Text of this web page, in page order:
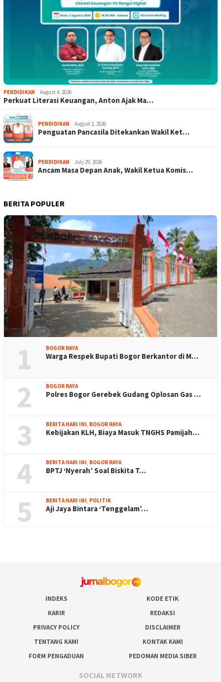
PENDIDIKAN August 4, 2026
Perkuat Literasi Keuangan, Anton Ajak Ma…
PENDIDIKAN August 2, 2026
Penguatan Pancasila Ditekankan Wakil Ket…
PENDIDIKAN July 29, 2026
Ancam Masa Depan Anak, Wakil Ketua Komis…
BERITA POPULER
1 BOGOR RAYA
Warga Respek Bupati Bogor Berkantor di M…
2 BOGOR RAYA
Polres Bogor Gerebek Gudang Oplosan Gas …
3 BERITA HARI INI BOGOR RAYA
Kebijakan KLH, Biaya Masuk TNGHS Pamijah…
4 BERITA HARI INI BOGOR RAYA
BPTJ ‘Nyerah’ Soal Biskita T…
5 BERITA HARI INI POLITIK
Aji Jaya Bintara ‘Tenggelam’…
INDEKS
KODE ETIK
KARIR
REDAKSI
PRIVACY POLICY
DISCLAIMER
TENTANG KAMI
KONTAK KAMI
FORM PENGADUAN
PEDOMAN MEDIA SIBER
SOCIAL NETWORK